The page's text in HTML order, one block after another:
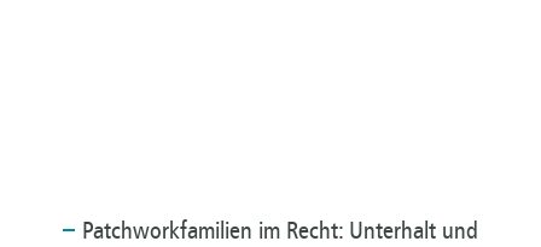
Patchworkfamilien im Recht: Unterhalt und